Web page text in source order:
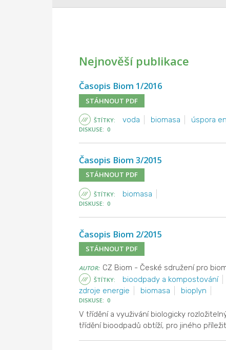
Nejnověší publikace
Časopis Biom 1/2016
STÁHNOUT PDF
ŠTÍTKY: voda biomasa úspora
DISKUSE: 0
Časopis Biom 3/2015
STÁHNOUT PDF
ŠTÍTKY: biomasa
DISKUSE: 0
Časopis Biom 2/2015
STÁHNOUT PDF
AUTOR: CZ Biom - České sdružení pro
ŠTÍTKY: bioodpady a kompostování
zdroje energie
biomasa bioplyn
DISKUSE: 0
V třídění a využivání biologicky
třídění bioodpadů obtíží, pro jiného